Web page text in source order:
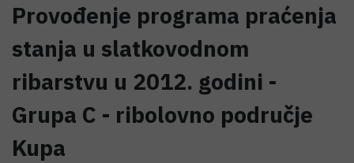
Provođenje programa praćenja
stanja u slatkovodnom
ribarstvu u 2012. godini -
Grupa C - ribolovno područje
Kupa